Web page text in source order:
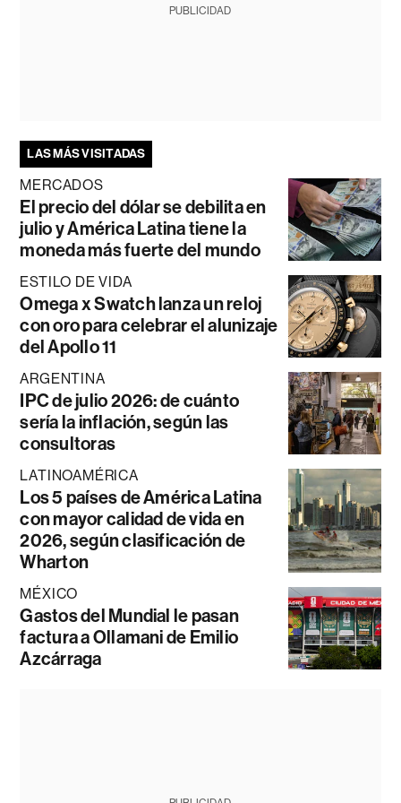
PUBLICIDAD
LAS MÁS VISITADAS
MERCADOS
El precio del dólar se debilita en
julio y América Latina tiene la
moneda más fuerte del mundo
ESTILO DE VIDA
Omega x Swatch lanza un reloj
con oro para celebrar el alunizaje
del Apollo 11
ARGENTINA
IPC de julio 2026: de cuánto
sería la inflación, según las
consultoras
LATINOAMÉRICA
Los 5 países de América Latina
con mayor calidad de vida en
2026, según clasificación de
Wharton
MÉXICO
Gastos del Mundial le pasan
factura a Ollamani de Emilio
Azcárraga